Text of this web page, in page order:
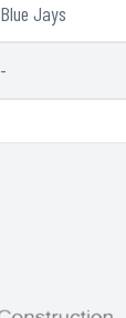
Blue Jays
-